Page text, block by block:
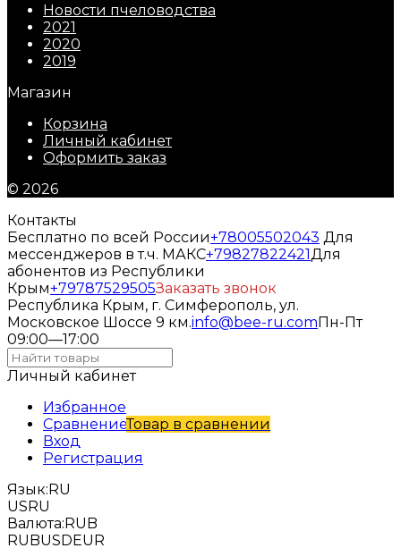
Новости пчеловодства
2021
2020
2019
Магазин
Корзина
Личный кабинет
Оформить заказ
© 2026
Контакты
Бесплатно по всей России+78005502043 Для
мессенджеров в т.ч. МАКС+79827822421Для
абонентов из Республики
Крым+79787529505Заказать звонок
Республика Крым, г. Симферополь, ул.
Московское Шоссе 9 км.info@bee-ru.comПн-Пт
09:00—17:00
Личный кабинет
Избранное
СравнениеТовар в сравнении
Вход
Регистрация
Язык:RU
USRU
Валюта:RUB
RUBUSDEUR